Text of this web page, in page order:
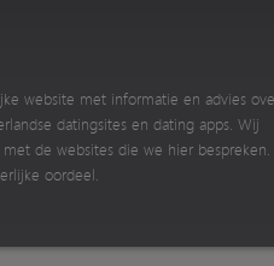
website met informatie en advies
datingsites en dating apps. Wij
de websites die we hier bespreken.
oordeel.